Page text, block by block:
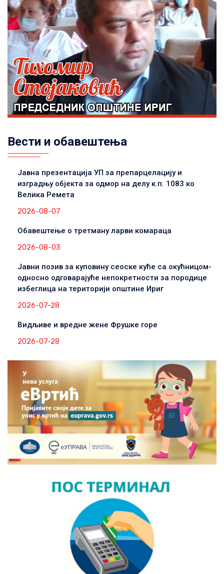
Вести и обавештења
Јавна презентација УП за препарцелацију и
изградњу објекта за одмор на делу к.п. 1083 ко
Велика Ремета
2026-08-07
Обавештење о третману ларви комараца
2026-08-03
Јавни позив за куповину сеоске куће са окућницом-
односно одговарајуће непокретности за породице
избеглица на територији општине Ириг
2026-07-28
Видљиве и вредне жене Фрушке горе
2026-07-28